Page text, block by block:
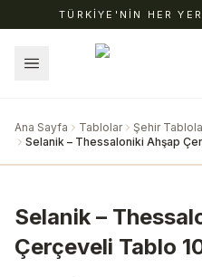
TÜRKİYE'NİN HER
Ana Sayfa Tablolar Şehir
Selanik – Thessaloniki Ahşap
Selanik –
Çerçeveli Tablo